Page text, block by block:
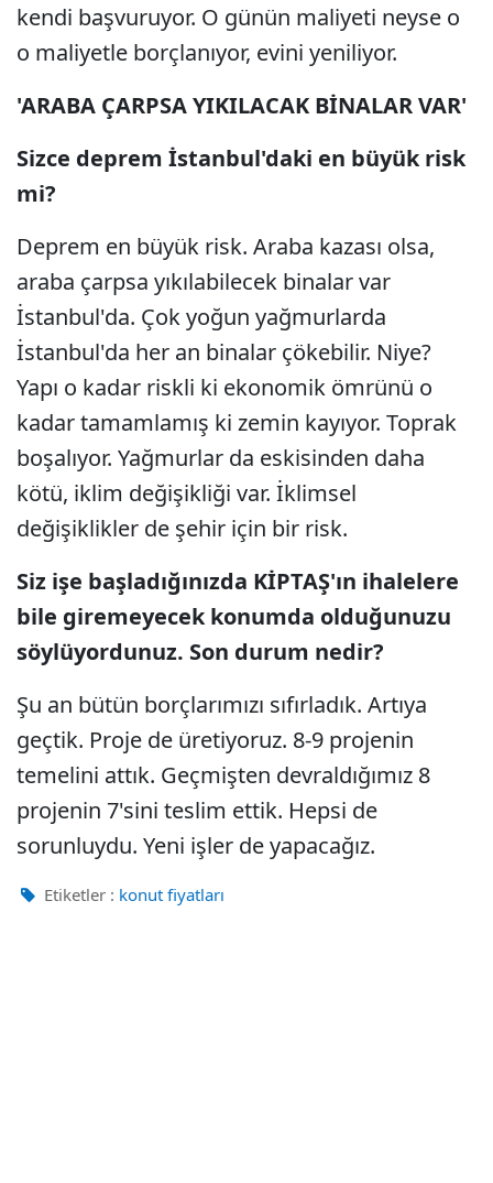
kendi başvuruyor. O günün maliyeti neyse o
o maliyetle borçlanıyor, evini yeniliyor.
'ARABA ÇARPSA YIKILACAK BİNALAR VAR'
Sizce deprem İstanbul'daki en büyük risk
mi?
Deprem en büyük risk. Araba kazası olsa,
araba çarpsa yıkılabilecek binalar var
İstanbul'da. Çok yoğun yağmurlarda
İstanbul'da her an binalar çökebilir. Niye?
Yapı o kadar riskli ki ekonomik ömrünü o
kadar tamamlamış ki zemin kayıyor. Toprak
boşalıyor. Yağmurlar da eskisinden daha
kötü, iklim değişikliği var. İklimsel
değişiklikler de şehir için bir risk.
Siz işe başladığınızda KİPTAŞ'ın ihalelere
bile giremeyecek konumda olduğunuzu
söylüyordunuz. Son durum nedir?
Şu an bütün borçlarımızı sıfırladık. Artıya
geçtik. Proje de üretiyoruz. 8-9 projenin
temelini attık. Geçmişten devraldığımız 8
projenin 7'sini teslim ettik. Hepsi de
sorunluydu. Yeni işler de yapacağız.
Etiketler : konut fiyatları